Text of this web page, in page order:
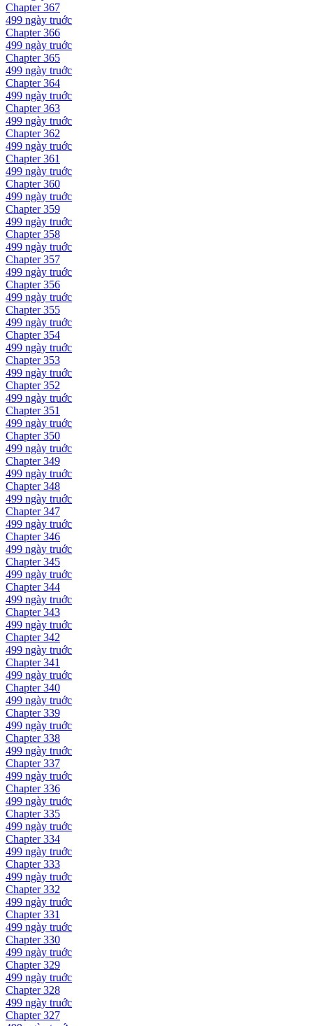
Chapter367
499 ngày truớc
Chapter366
499 ngày truớc
Chapter365
499 ngày truớc
Chapter364
499 ngày truớc
Chapter363
499 ngày truớc
Chapter362
499 ngày truớc
Chapter361
499 ngày truớc
Chapter360
499 ngày truớc
Chapter359
499 ngày truớc
Chapter358
499 ngày truớc
Chapter357
499 ngày truớc
Chapter356
499 ngày truớc
Chapter355
499 ngày truớc
Chapter354
499 ngày truớc
Chapter353
499 ngày truớc
Chapter352
499 ngày truớc
Chapter351
499 ngày truớc
Chapter350
499 ngày truớc
Chapter349
499 ngày truớc
Chapter348
499 ngày truớc
Chapter347
499 ngày truớc
Chapter346
499 ngày truớc
Chapter345
499 ngày truớc
Chapter344
499 ngày truớc
Chapter343
499 ngày truớc
Chapter342
499 ngày truớc
Chapter341
499 ngày truớc
Chapter340
499 ngày truớc
Chapter339
499 ngày truớc
Chapter338
499 ngày truớc
Chapter337
499 ngày truớc
Chapter336
499 ngày truớc
Chapter335
499 ngày truớc
Chapter334
499 ngày truớc
Chapter333
499 ngày truớc
Chapter332
499 ngày truớc
Chapter331
499 ngày truớc
Chapter330
499 ngày truớc
Chapter329
499 ngày truớc
Chapter328
499 ngày truớc
Chapter327